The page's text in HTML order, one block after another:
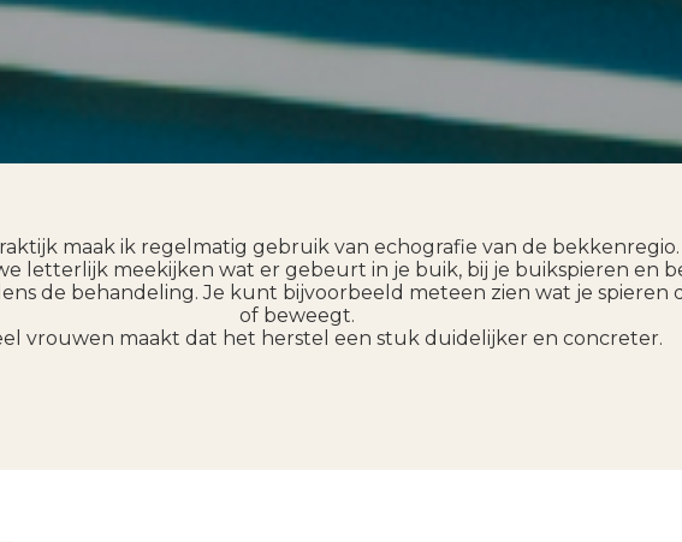
maak ik regelmatig gebruik van echografie van de bekkenregio.
letterlijk meekijken wat er gebeurt in je buik, bij je buikspieren en
de behandeling. Je kunt bijvoorbeeld meteen zien wat je spieren
of beweegt.
vrouwen maakt dat het herstel een stuk duidelijker en concreter.